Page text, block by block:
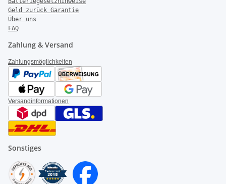
Geld zurück Garantie
Über uns
FAQ
Zahlung & Versand
Zahlungsmöglichkeiten
Versandinformationen
Sonstiges